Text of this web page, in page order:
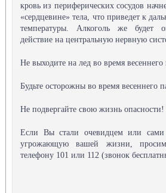
кровь из периферических сосудов
«сердцевине» тела, что приведет к
температуры. Алкоголь же будет
действие на центральную нервную
Не выходите на лед во время весеннего
Будьте осторожны во время весеннего
Не подвергайте свою жизнь опасности!
Если Вы стали очевидцем или
угрожающую вашей жизни,
телефону 101 или 112 (звонок